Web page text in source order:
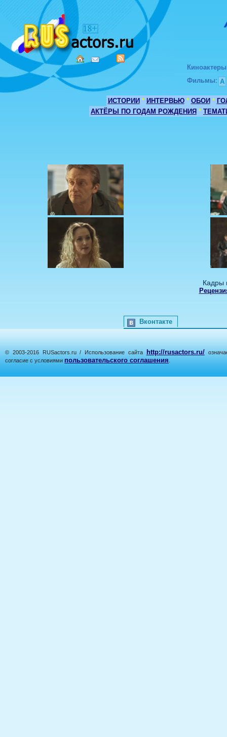
Киноактеры
Фильмы: А
ИСТОРИИ * ИНТЕРВЬЮ * ОБОИ *
АКТЁРЫ ПО ГОДАМ РОЖДЕНИЯ *
Кадры
Вконтакте
© 2003-2016 RUSactors.ru / Использование сайта http://rusactors.ru/
согласие с условиями пользовательского соглашения